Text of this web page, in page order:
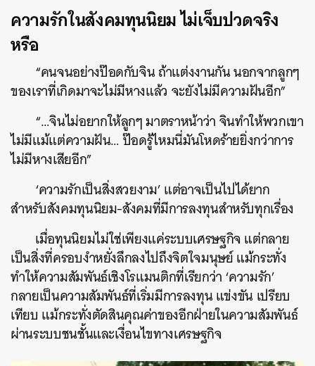
ความรักในสังคมทุนนิยม ไม่เจ็บปวดจริง
หรือ
“คนจนอย่างป๊อดกับจิน ถ้าแต่งงานกัน นอกจากลูกๆ
ของเราที่เกิดมาจะไม่มีหางแล้ว จะยังไม่มีความฝันอีก”
“…จินไม่อยากให้ลูกๆ มาตราหน้าว่า จินทำให้พวกเขา
ไม่มีแม้แต่ความฝัน… ป๊อดรู้ไหมนี่มันโหดร้ายยิ่งกว่าการ
ไม่มีหางเสียอีก”
‘ความรักเป็นสิ่งสวยงาม’แต่อาจเป็นไปได้ยาก
สำหรับสังคมทุนนิยม-สังคมที่มีการลงทุนสำหรับทุกเรื่อง
เมื่อทุนนิยมไม่ใช่เพียงแค่ระบบเศรษฐกิจ แต่กลาย
เป็นสิ่งที่ครอบงำหยั่งลึกลงไปถึงจิตใจมนุษย์ แม้กระทั่ง
ทำให้ความสัมพันธ์เชิงโรแมนติกที่เรียกว่า ‘ความรัก’
กลายเป็นความสัมพันธ์ที่เริ่มมีการลงทุน แข่งขัน เปรียบ
เทียบ แม้กระทั่งตัดสินคุณค่าของอีกฝ่ายในความสัมพันธ์
ผ่านระบบชนชั้นและเงื่อนไขทางเศรษฐกิจ